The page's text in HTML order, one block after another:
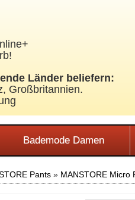
Länder beliefern:
Großbritannien.
Bademode Damen
Pants» MANSTORE Micro